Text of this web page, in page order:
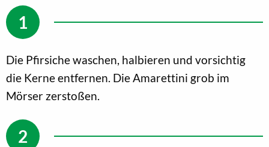
Die Pfirsiche waschen, halbieren und vorsichtig
die Kerne entfernen. Die Amarettini grob im
Mörser zerstoßen.